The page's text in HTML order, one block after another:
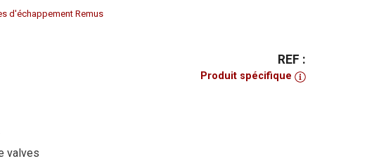
d'échappement Remus
REF :
Produit spécifique
valves